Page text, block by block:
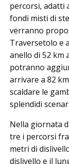
percorsi, adatti
fondi misti di
verranno
Traversetolo e
anello di 52 km
potranno
arrivare a 82
scaldare le
splendidi
Nella giornata
tre i percorsi
metri di
dislivello e il